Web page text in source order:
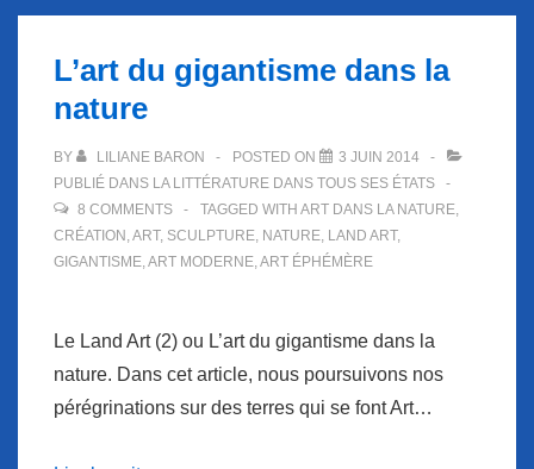
L’art du gigantisme dans la
nature
BY LILIANE BARON POSTED ON
3 JUIN 2014
PUBLIÉ DANS LA LITTÉRATURE DANS TOUS SES ÉTATS
8 COMMENTS
TAGGED WITH ART DANS LA NATURE,
CRÉATION ,ART, SCULPTURE, NATURE, LAND ART,
GIGANTISME,ART MODERNE,ART ÉPHÉMÈRE
Le Land Art (2) ou L’art du gigantisme dans la
nature. Dans cet article, nous poursuivons nos
pérégrinations sur des terres qui se font Art…